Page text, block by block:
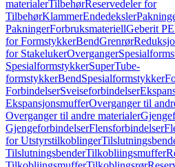
materialerTilbehørReservedeler for
TilbehørKlammerEndedeksler
PakningerForbruksmateriellGeberit PE
for FormstykkerBendGrenrør
for StakelukerOverganger
SpesialformstykkerSuperTube-
formstykkerBendSpesialformstykker
ForbindelserSveiseforbindelser
EkspansjonsmufferOverganger til
Overganger til andre materialer
GjengeforbindelserFlensforbindelser
for Utstyrstilkoblinger
TilslutningsbenderTilkobliingsmuffer